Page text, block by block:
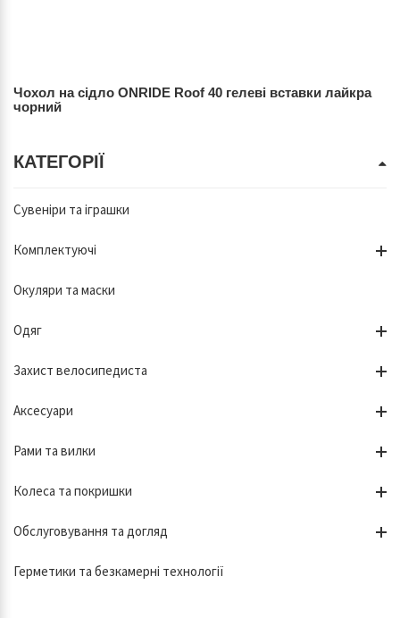
Чохол на сідло ONRIDE Roof 40 гелеві вставки лайкра
чорний
КАТЕГОРІЇ
Сувеніри та іграшки
Комплектуючі
Окуляри та маски
Одяг
Захист велосипедиста
Аксесуари
Рами та вилки
Колеса та покришки
Обслуговування та догляд
Герметики та безкамерні технології